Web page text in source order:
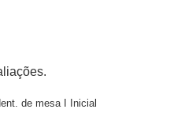
de mesa I Inicial